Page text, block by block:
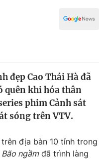
đẹp Cao Thái Hà đã
quên khi hóa thân
phim Cảnh sát
sóng trên VTV.
địa bàn 10 tỉnh trong
Bão ngầmđã trình làng